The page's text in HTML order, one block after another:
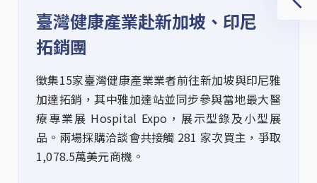
臺灣健康產業赴新加坡、印尼
拓銷團
徵集15家臺灣健康產業業者前往新加坡與印尼雅
加達拓銷，其中雅加達站並同步參與當地最大醫
療專業展 Hospital Expo，展示型錄及小型展
品。兩場採購洽談會共接觸 281 家次買主，爭取
1,078.5萬美元商機。